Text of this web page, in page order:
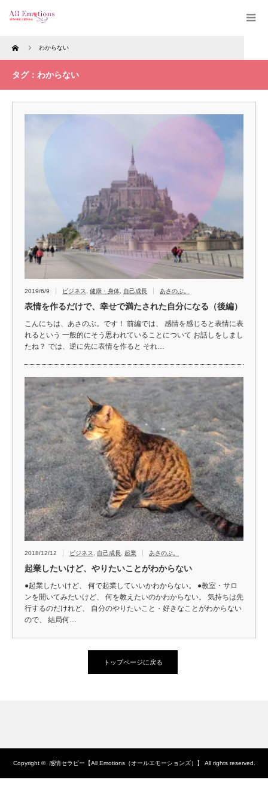
Home わからない
タグ：わからない
2019/6/9 ビジネス 健康・身体 自己成長 あさのぶ。
表情を作るだけで、幸せで満たされた自分になる（後編）
こんにちは、あさのぶ。です！ 前編では、 感情を感じると表情に表
れるという 一般的にそう思われていることについて お話しをしまし
たね？ では、逆に先に表情を作ると それ…
2018/12/12 ビジネス 自己成長 起業 あさのぶ。
起業したいけど、やりたいことがわからない
●起業したいけど、 何で起業していいかわからない。 ●教室・サロ
ンを開いてみたいけど、 何を教えたいのかわからない。 気持ちは先
行するのだけれど、 自分のやりたいこと・好きなことがわからない
ので、 結局何…
トップページに戻る
Copyright © 感情セラピー【All Emotions（オールエモーションズ）】 All rights reserved.